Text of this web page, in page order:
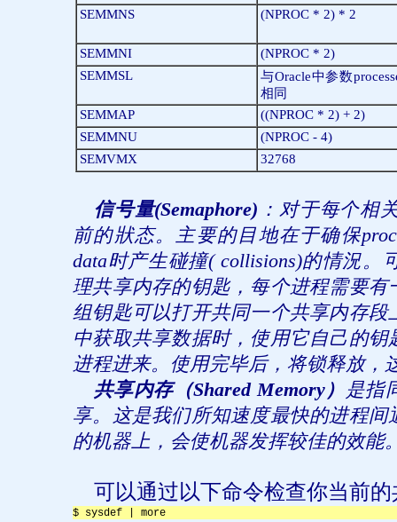
SEMMNS
(NPROC * 2) * 2
SEMMNI
(NPROC * 2)
SEMMSL
与Oracle中参数
相同
SEMMAP
((NPROC * 2) + 2)
SEMMNU
(NPROC - 4)
SEMVMX
32768
信号量(Semaphore) ：对于每个相
前的狀态。主要的目地在于确保
data时产生碰撞( collisions)的情況。
理共享内存的钥匙，每个进程需要
组钥匙可以打开共同一个共享内存
中获取共享数据时，使用它自己的
进程进来。使用完毕后，将锁释放，
共享内存（Shared Memory）
是指
享。这是我们所知速度最快的进程
的机器上，会使机器发挥较佳的效能
可以通过以下命令检查你当前
$ sysdef | more